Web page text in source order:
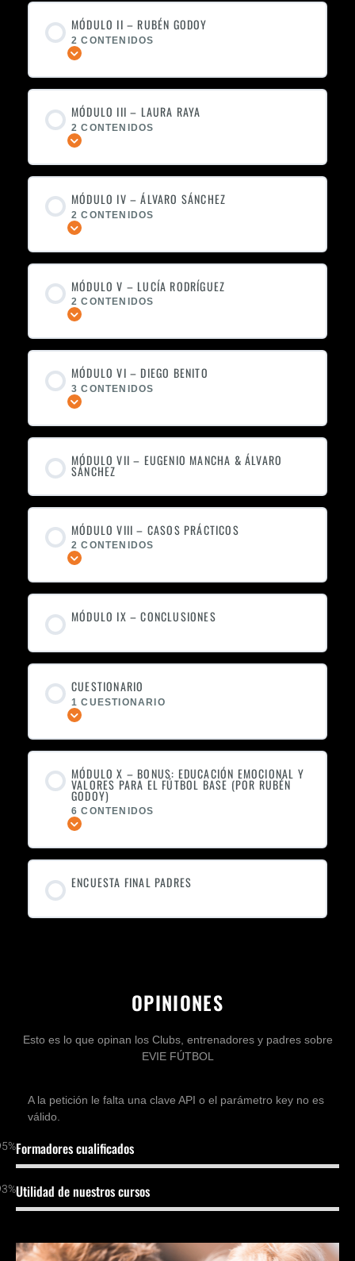
MÓDULO II – RUBÉN GODOY
2 CONTENIDOS
MÓDULO III – LAURA RAYA
2 CONTENIDOS
MÓDULO IV – ÁLVARO SÁNCHEZ
2 CONTENIDOS
MÓDULO V – LUCÍA RODRÍGUEZ
2 CONTENIDOS
MÓDULO VI – DIEGO BENITO
3 CONTENIDOS
MÓDULO VII – EUGENIO MANCHA & ÁLVARO
SÁNCHEZ
MÓDULO VIII – CASOS PRÁCTICOS
2 CONTENIDOS
MÓDULO IX – CONCLUSIONES
CUESTIONARIO
1 CUESTIONARIO
MÓDULO X – BONUS: EDUCACIÓN EMOCIONAL Y
VALORES PARA EL FÚTBOL BASE (POR RUBÉN
GODOY)
6 CONTENIDOS
ENCUESTA FINAL PADRES
OPINIONES
Esto es lo que opinan los Clubs, entrenadores y padres sobre
EVIE FÚTBOL
A la petición le falta una clave API o el parámetro key no es
válido.
Formadores cualificados
Utilidad de nuestros cursos